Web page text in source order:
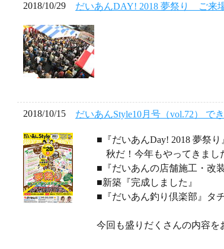
2018/10/29 だいあんDAY! 2018 夢祭り ご来
2018/10/15 だいあんStyle10月号（vol.72） で
■『だいあんDay! 2018 夢祭
秋だ！今年もやってきまし
■『だいあんの店舗施工・改
■新築『完成しました』
■『だいあん釣り倶楽部』タ
今回も盛りだくさんの内容を